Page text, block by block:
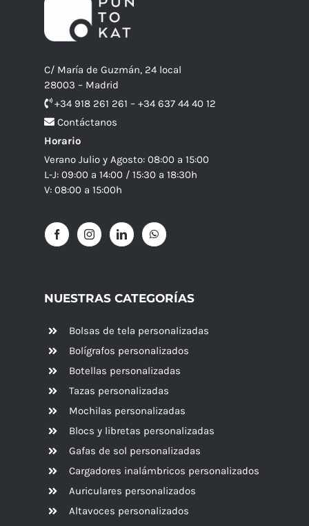
C/ María de Guzmán, 24 local
28003 – Madrid
+34 918 261 261 – +34 637 44 40 12
Contáctanos
Horario
Verano Julio y Agosto: 08:00 a 15:00
L-J: 09:00 a 14:00 / 15:30 a 18:30h
V: 08:00 a 15:00h
NUESTRAS CATEGORÍAS
Bolsas de tela personalizadas
Bolígrafos personalizados
Botellas personalizadas
Tazas personalizadas
Mochilas personalizadas
Blocs y libretas personalizadas
Gafas de sol personalizadas
Cargadores inalámbricos personalizados
Auriculares personalizados
Altavoces personalizados